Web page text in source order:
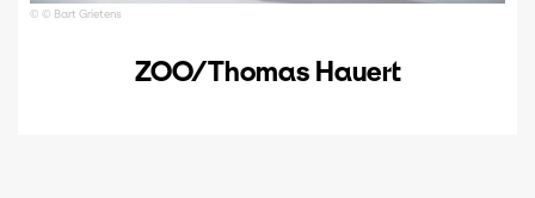
© © Bart Grietens
ZOO/Thomas Hauert